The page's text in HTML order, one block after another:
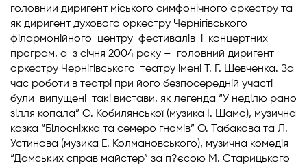
головний диригент міського симфонічного оркестру та
як диригент духового оркестру Чернігівського
філармонійного центру фестивалів і концертних
програм, а з січня 2004 року – головний диригент
оркестру Чернігівського театру імені Т. Г. Шевченка. За
час роботи в театрі при його безпосередній участі
були випущені такі вистави, як легенда “У неділю рано
зілля копала” О. Кобилянської (музика І. Шамо), музична
казка “Білосніжка та семеро гномів” О. Табакова та Л.
Устинова (музика Е. Колмановського), музична комедія
“Дамських справ майстер” за п?єсою М. Старицького